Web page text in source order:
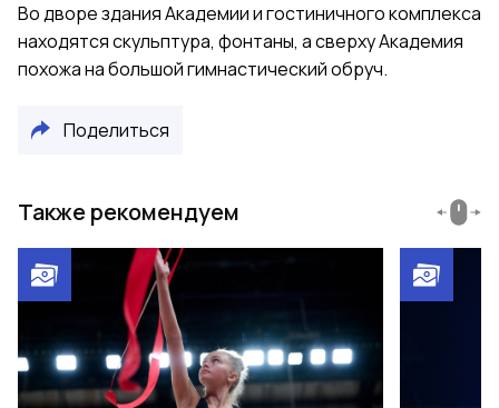
Во дворе здания Академии и гостиничного комплекса
находятся скульптура, фонтаны, а сверху Академия
похожа на большой гимнастический обруч.
Поделиться
Также рекомендуем